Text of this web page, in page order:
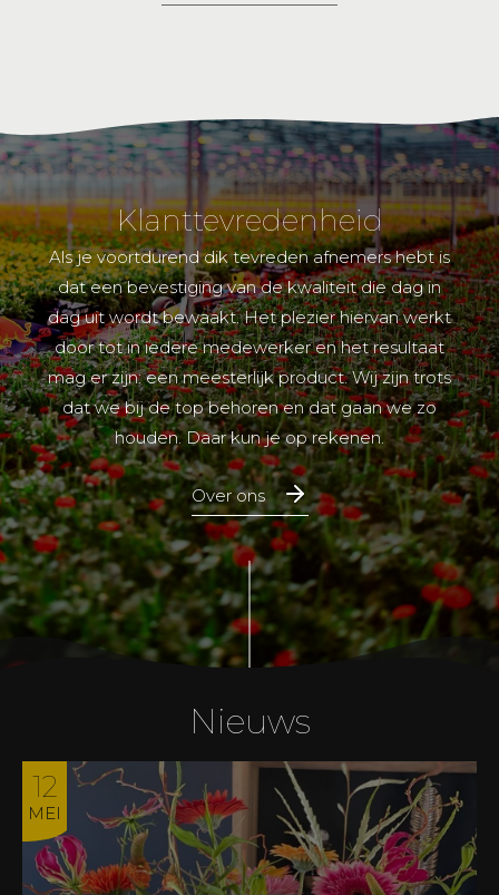
Klanttevredenheid
Als je voortdurend dik tevreden afnemers hebt is
dat een bevestiging van de kwaliteit die dag in
dag uit wordt bewaakt. Het plezier hiervan werkt
door tot in iedere medewerker en het resultaat
mag er zijn: een meesterlijk product. Wij zijn trots
dat we bij de top behoren en dat gaan we zo
houden. Daar kun je op rekenen.
Over ons
Nieuws
12
MEI